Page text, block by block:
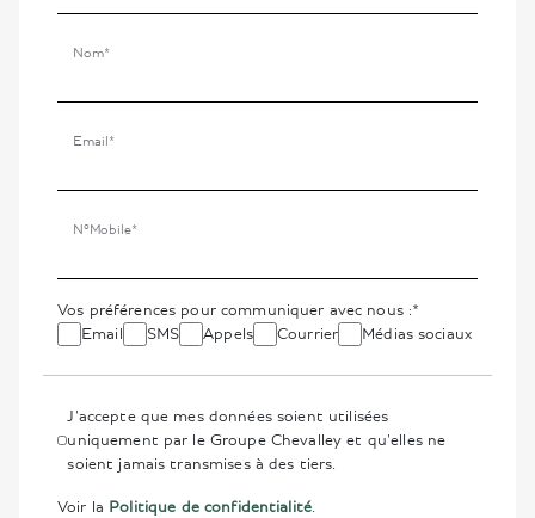
Nom*
Email*
N°Mobile*
Vos préférences pour communiquer avec nous :*
Email
SMS Appels Courrier Médias sociaux
J'accepte que mes données soient utilisées
uniquement par le Groupe Chevalley et qu'elles ne
soient jamais transmises à des tiers.
Voir la Politique de confidentialité.